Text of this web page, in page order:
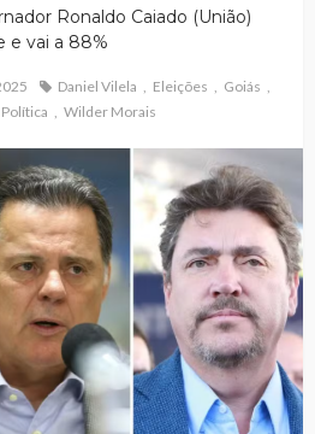
Ronaldo Caiado (União)
e vai a 88%
Daniel Vilela Eleições
Goiás
Política Wilder Morais